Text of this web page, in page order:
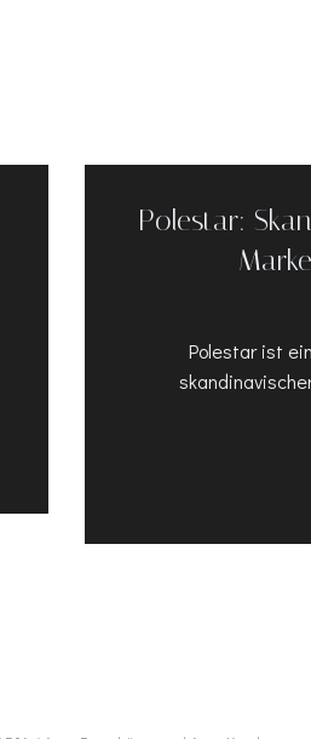
Polestar:
Polestar ist